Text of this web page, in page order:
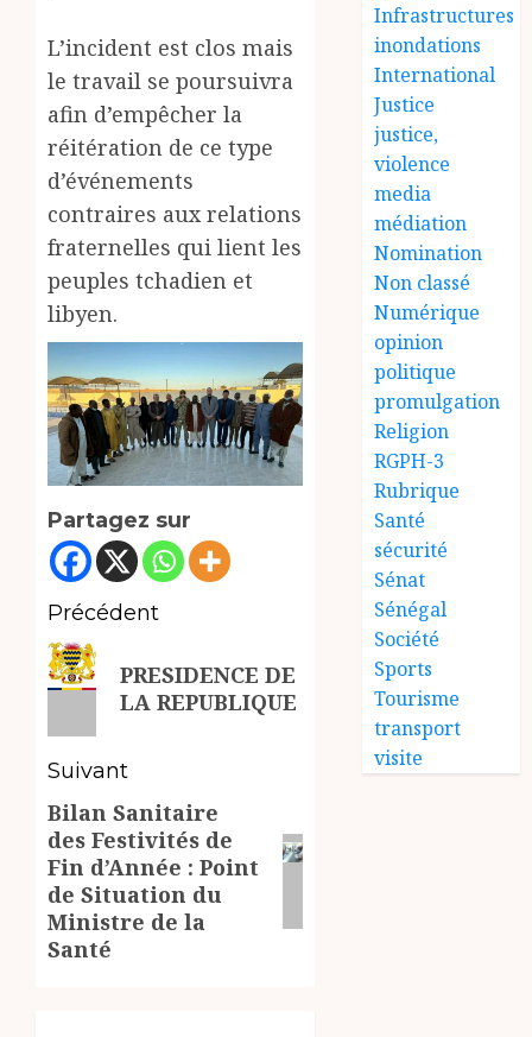
L’incident est clos mais
le travail se poursuivra
afin d’empêcher la
réitération de ce type
d’événements
contraires aux relations
fraternelles qui lient les
peuples tchadien et
libyen.
Partagez sur
Navigation
d’article
Précédent
Article
précédent:
PRESIDENCE DE
LA REPUBLIQUE
Suivant
Article
suivant:
Bilan Sanitaire
des Festivités de
Fin d’Année : Point
de Situation du
Ministre de la
Santé
Infrastructures
inondations
International
Justice
justice,
violence
media
médiation
Nomination
Non classé
Numérique
opinion
politique
promulgation
Religion
RGPH-3
Rubrique
Santé
sécurité
Sénat
Sénégal
Société
Sports
Tourisme
transport
visite